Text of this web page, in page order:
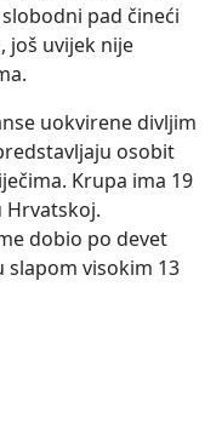
pad čineći
još uvijek nije
uokvirene divljim
osobit
Krupa ima 19
Hrvatskoj.
dobio po devet
slapom visokim 13